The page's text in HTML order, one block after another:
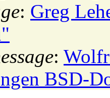
: Greg
:
BSD-